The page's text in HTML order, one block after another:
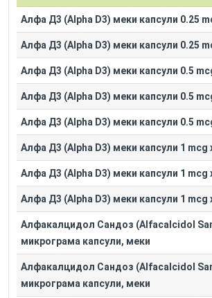
Алфа Д3 (Alpha D3) меки капсули 0.25
Алфа Д3 (Alpha D3) меки капсули 0.25
Алфа Д3 (Alpha D3) меки капсули 0.5
Алфа Д3 (Alpha D3) меки капсули 0.5
Алфа Д3 (Alpha D3) меки капсули 0.5
Алфа Д3 (Alpha D3) меки капсули 1 mcg
Алфа Д3 (Alpha D3) меки капсули 1 mcg
Алфа Д3 (Alpha D3) меки капсули 1 mcg
Алфакалцидол Сандоз (Alfacalcidol
микрограма капсули, меки
Алфакалцидол Сандоз (Alfacalcidol
микрограма капсули, меки